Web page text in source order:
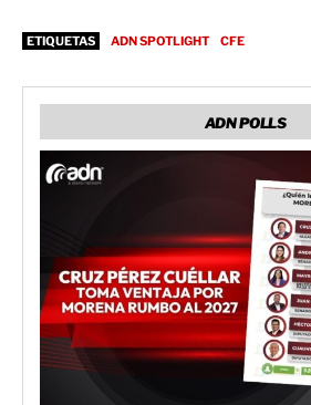
ETIQUETAS ADN SPOTLIGHT CFE
ADN POLLS